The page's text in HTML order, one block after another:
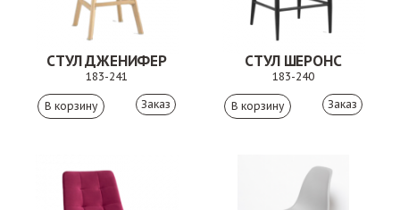
СТУЛ ДЖЕНИФЕР
183-241
Заказ
СТУЛ ШЕРОНС
183-240
Заказ